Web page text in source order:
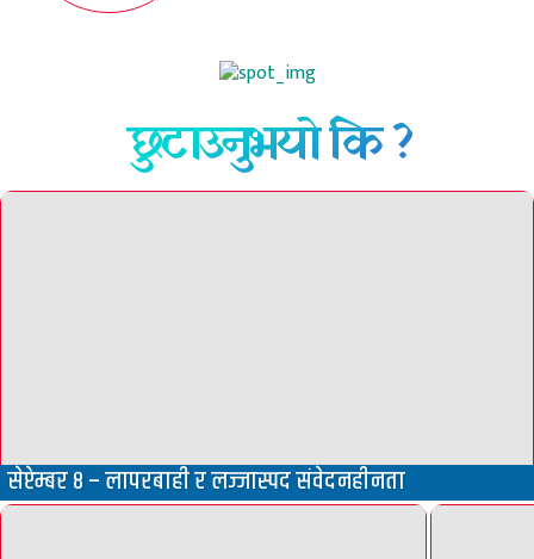
छुटाउनुभयो कि ?
सेप्टेम्बर ८ – लापरबाही र लज्जास्पद संवेदनहीनता